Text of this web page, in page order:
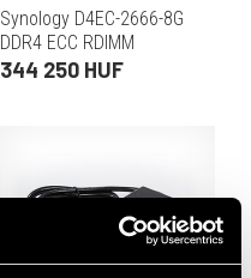
Synology D4EC-2666-8G
DDR4 ECC RDIMM
memóriamodul
344 250 HUF